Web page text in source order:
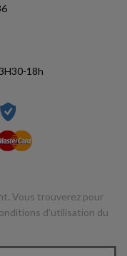
18h
Vous trouverez pour
d'utilisation du